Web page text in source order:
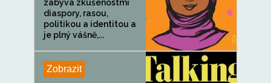
zabývá zkušenostmi
diaspory, rasou,
politikou a identitou a
je plný vášně,...
Zobrazit